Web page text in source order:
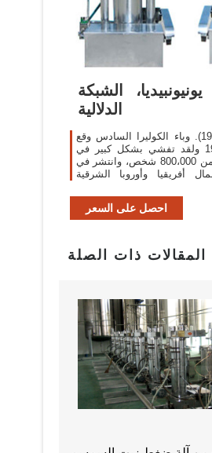
19 - يونيونبيديا، الشبكة
الدلالية
لو بوتي جورنال'' (1912). وباء الكوليرا السادس وقع
في الفترة 1899-1923 ولقد تفشي بشكل كبير في
الهند، حيث قتل أكثر من 800،000 شخص، وانتشر في
أفريقيا وأوروبا الشرقية
احصل على السعر
ذات الصلة